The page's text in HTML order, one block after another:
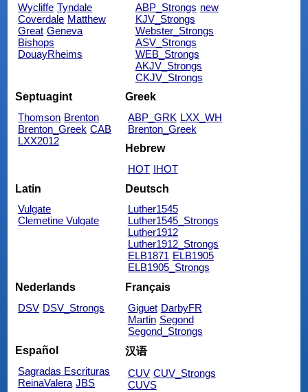
Wycliffe Tyndale
Coverdale Matthew
Great Geneva
Bishops
DouayRheims
ABP_Strongs new
KJV_Strongs
Webster_Strongs
ASV_Strongs
WEB_Strongs
AKJV_Strongs
CKJV_Strongs
Septuagint
Thomson Brenton
Brenton_Greek CAB
LXX2012
Greek
ABP_GRK LXX_WH
Brenton_Greek
Hebrew
HOT IHOT
Latin
Vulgate
Clemetine Vulgate
Deutsch
Luther1545
Luther1545_Strongs
Luther1912
Luther1912_Strongs
ELB1871 ELB1905
ELB1905_Strongs
Nederlands
DSV DSV_Strongs
Français
Giguet DarbyFR
Martin Segond
Segond_Strongs
Español
Sagradas Escrituras
ReinaValera JBS
汉语
CUV CUV_Strongs
CUVS